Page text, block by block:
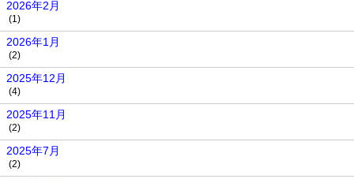
2026年2月
(1)
2026年1月
(2)
2025年12月
(4)
2025年11月
(2)
2025年7月
(2)